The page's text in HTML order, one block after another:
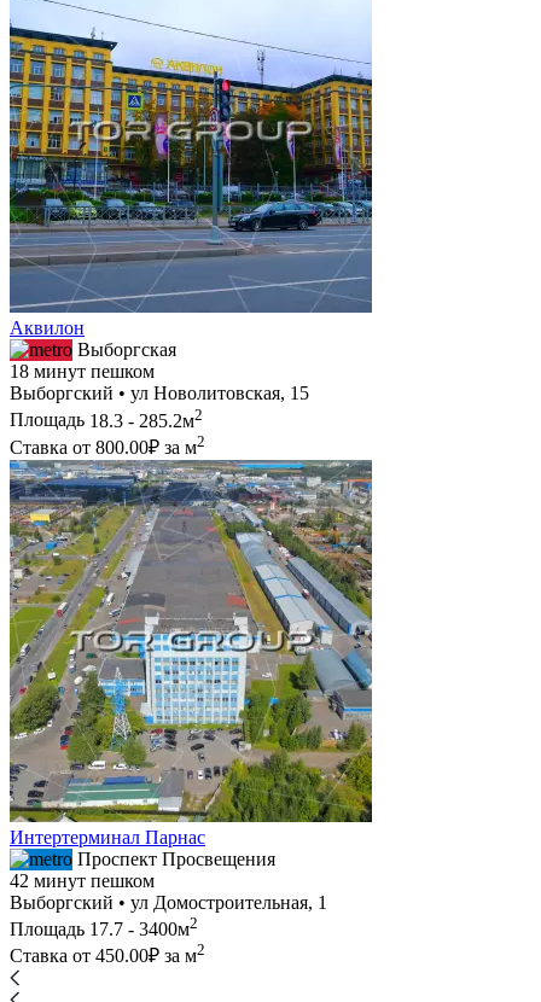
Аквилон
Выборгская
18 минут пешком
Выборгский • ул Новолитовская, 15
Площадь 18.3 - 285.2м2
Ставка от 800.00₽ за м2
Интертерминал Парнас
Проспект Просвещения
42 минут пешком
Выборгский • ул Домостроительная, 1
Площадь 17.7 - 3400м2
Ставка от 450.00₽ за м2